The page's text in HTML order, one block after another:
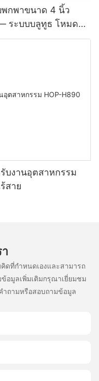
กพาขนาด 4 นิ้ว
ระบบบลูทูธ โหมดคู่
วพิมพ์จากญี่ปุ่น
บงานอุตสาหกรรม
สาย
ดที่กำหนดเองและสามารถ
อมูลเพิ่มเติมกรุณาเยี่ยมชม
ำถามหรือสอบถามข้อมูล